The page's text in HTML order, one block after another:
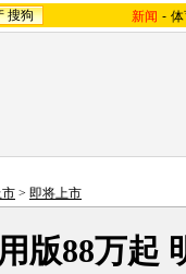
搜狗 新闻 -
市 > 即将上市
版88万起